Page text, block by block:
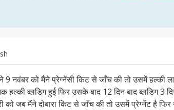
9 नवंबर को मैंने प्रेग्नेंसी किट से जाँच की तो उसमें हल्की
हल्की ब्लडिग हुई फिर उसके बाद 12 दिन बाद ब्लडिग 3
को जब मैंने दोबारा किट से जाँच की तो उसमें प्रेग्नेंट है